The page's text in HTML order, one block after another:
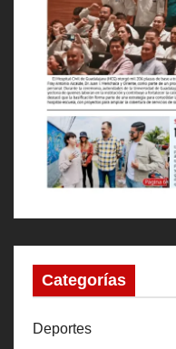
Categorías
Deportes